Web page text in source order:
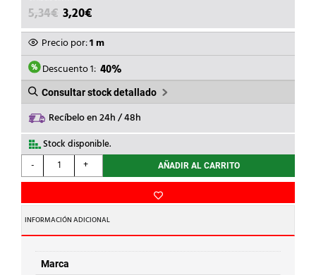
5,34€ EL
PRECIO
ORIGINAL
ERA:
5,34€.
3,20€
PRECIO
ACTUAL
ES:
3,20€.
Precio por:1 m
Descuento 1: 40%
Consultar stock detallado
Recíbelo en 24h / 48h
Stock disponible.
-
ESPIROFLEX
-
10
BAR
18X12
DIAMETRO
cantidad
+ AÑADIR AL CARRITO
INFORMACIÓN ADICIONAL
Marca